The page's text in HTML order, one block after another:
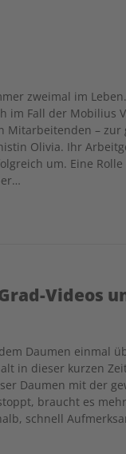
zweimal im
im Fall der Mobilius
Mitarbeitenden – zur
Olivia. Ihr
um. Eine
Videos
Daumen einmal
in dieser kurzen
Daumen mit der
braucht es
schnell